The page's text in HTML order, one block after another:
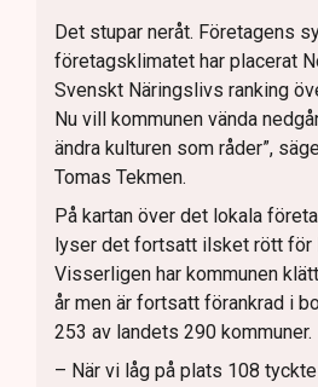
Det stupar neråt. Företagens
företagsklimatet har placerat
Svenskt Näringslivs ranking
Nu vill kommunen vända
ändra kulturen som råder”,
Tomas Tekmen.
På kartan över det lokala
lyser det fortsatt ilsket rött för
Visserligen har kommunen
år men är fortsatt förankrad i
253 av landets 290 kommuner.
– När vi låg på plats 108